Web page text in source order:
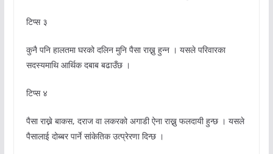
टिप्स ३
कुनै पनि हालतमा घरको दलिन मुनि पैसा राख्नु हुन्न । यसले परिवारका
सदस्यमाथि आर्थिक दबाब बढाउँछ ।
टिप्स ४
पैसा राख्ने बाकस, दराज वा लकरको अगाडी ऐना राख्नु फलदायी हुन्छ । यसले
पैसालाई दोब्बर पार्ने सांकेतिक उत्प्रेरणा दिन्छ ।